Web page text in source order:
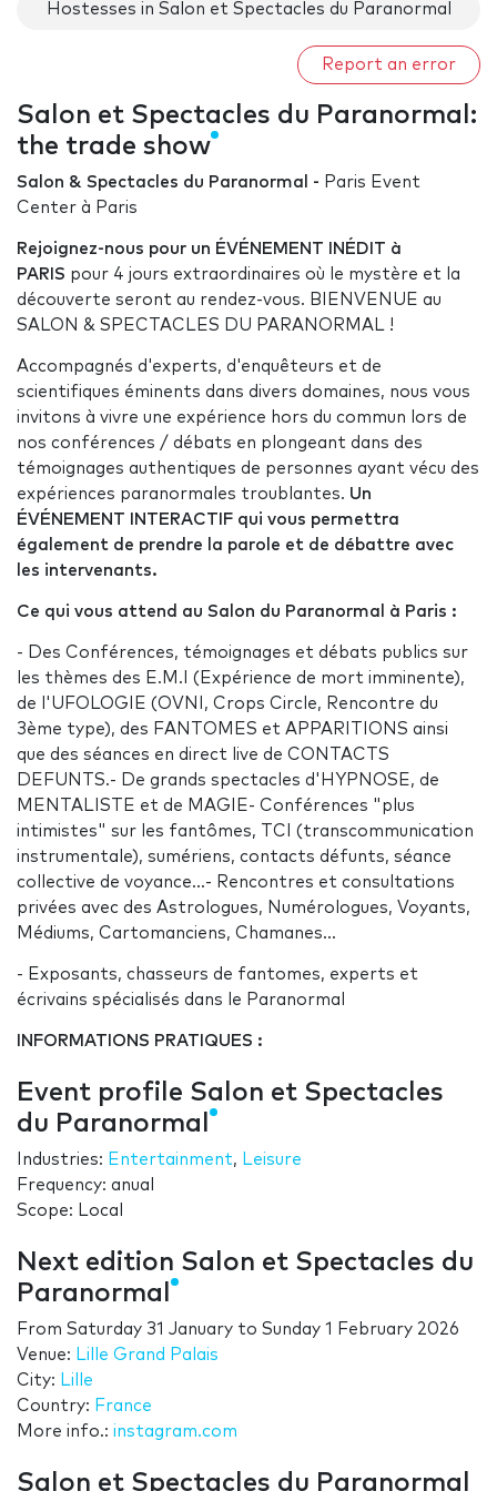
Hostesses in Salon et Spectacles du Paranormal
Report an error
Salon et Spectacles du Paranormal:
the trade show
Salon & Spectacles du Paranormal - Paris Event
Center à Paris
Rejoignez-nous pour un ÉVÉNEMENT INÉDIT à
PARIS pour 4 jours extraordinaires où le mystère et la
découverte seront au rendez-vous. BIENVENUE au
SALON & SPECTACLES DU PARANORMAL !
Accompagnés d'experts, d'enquêteurs et de
scientifiques éminents dans divers domaines, nous vous
invitons à vivre une expérience hors du commun lors de
nos conférences / débats en plongeant dans des
témoignages authentiques de personnes ayant vécu des
expériences paranormales troublantes. Un
ÉVÉNEMENT INTERACTIF qui vous permettra
également de prendre la parole et de débattre avec
les intervenants.
Ce qui vous attend au Salon du Paranormal à Paris :
- Des Conférences, témoignages et débats publics sur
les thèmes des E.M.I (Expérience de mort imminente),
de l'UFOLOGIE (OVNI, Crops Circle, Rencontre du
3ème type), des FANTOMES et APPARITIONS ainsi
que des séances en direct live de CONTACTS
DEFUNTS.- De grands spectacles d'HYPNOSE, de
MENTALISTE et de MAGIE- Conférences "plus
intimistes" sur les fantômes, TCI (transcommunication
instrumentale), sumériens, contacts défunts, séance
collective de voyance...- Rencontres et consultations
privées avec des Astrologues, Numérologues, Voyants,
Médiums, Cartomanciens, Chamanes...
- Exposants, chasseurs de fantomes, experts et
écrivains spécialisés dans le Paranormal
INFORMATIONS PRATIQUES :
Event profile Salon et Spectacles
du Paranormal
Industries: Entertainment, Leisure
Frequency: anual
Scope: Local
Next edition Salon et Spectacles du
Paranormal
From Saturday 31 January to Sunday 1 February 2026
Venue: Lille Grand Palais
City: Lille
Country: France
More info.: instagram.com
Salon et Spectacles du Paranormal